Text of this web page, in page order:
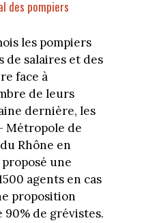
des pompiers
les pompiers
de salaires et des
face à
de leurs
dernière, les
Métropole de
Rhône en
une
agents en cas
proposition
90% de grévistes.